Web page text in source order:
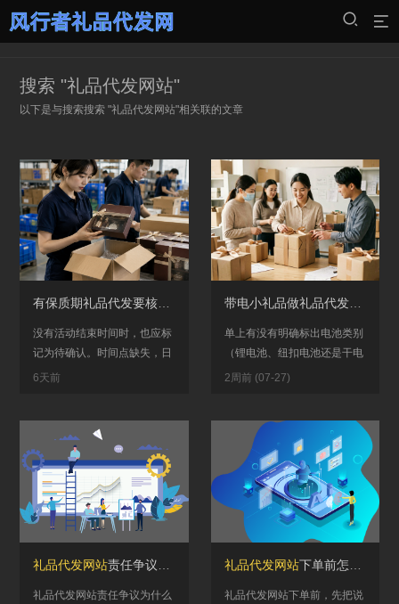
搜索 "礼品代发网站"
以下是与搜索搜索 "礼品代发网站"相关联的文章
有保质期礼品代发要核什么日期？生产日期、剩余期限和活动时间要对应
没有活动结束时间时，也应标
记为待确认。时间点缺失，日
期比较就没有落脚点，不能把
6天前
带电小礼品做礼品代发发货前要确认什么？电池类型、包装方式和线路条件要提前核实
单上有没有明确标出电池类别
（锂电池、纽扣电池还是干电
池），再看包装方案是否通过
2周前 (07-27)
礼品代发网站责任争议为什么总说不清？订单、物流和沟通记录要对到同一件事
礼品代发网站责任争议为什么
礼品代发网站下单前怎么核对说明？商品信息、物流规则和售后边界分开看
礼品代发网站下单前，先把说